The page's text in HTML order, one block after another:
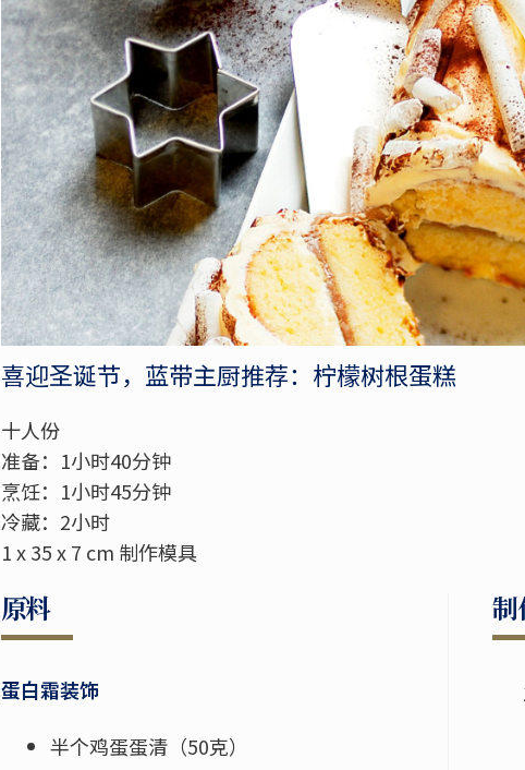
喜迎圣诞节，蓝带主厨推荐：柠檬树根蛋糕
十人份
准备：1小时40分钟
烹饪：1小时45分钟
冷藏：2小时
1 x 35 x 7 cm 制作模具
原料
蛋白霜装饰
半个鸡蛋蛋清（50克）
制